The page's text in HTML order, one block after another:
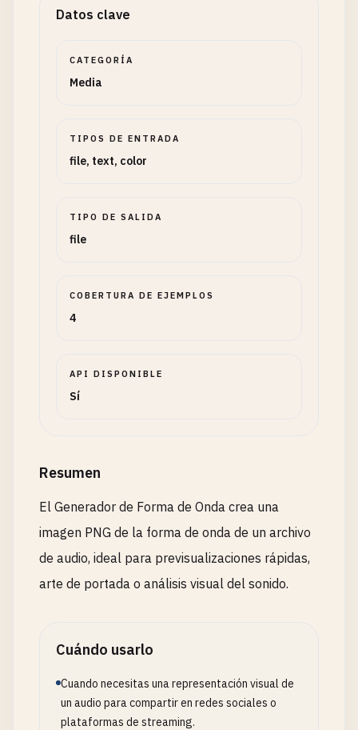
Datos clave
CATEGORÍA
Media
TIPOS DE ENTRADA
file, text, color
TIPO DE SALIDA
file
COBERTURA DE EJEMPLOS
4
API DISPONIBLE
Sí
Resumen
El Generador de Forma de Onda crea una
imagen PNG de la forma de onda de un archivo
de audio, ideal para previsualizaciones rápidas,
arte de portada o análisis visual del sonido.
Cuándo usarlo
Cuando necesitas una representación visual de
un audio para compartir en redes sociales o
plataformas de streaming.